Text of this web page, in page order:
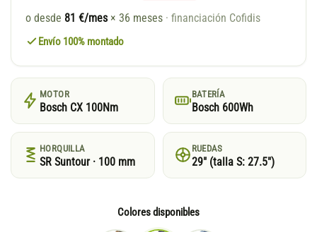
o desde 81 €/mes × 36 meses · financiación Cofidis
Envío 100% montado
MOTOR
Bosch CX 100Nm
BATERÍA
Bosch 600Wh
HORQUILLA
SR Suntour · 100 mm
RUEDAS
29″ (talla S: 27.5″)
Colores disponibles